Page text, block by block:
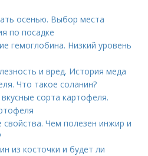
осенью. Выбор места
по посадке
гемоглобина. Низкий уровень
и вред. История меда
Что такое соланин?
сорта картофеля.
Чем полезен инжир и
из косточки и будет ли